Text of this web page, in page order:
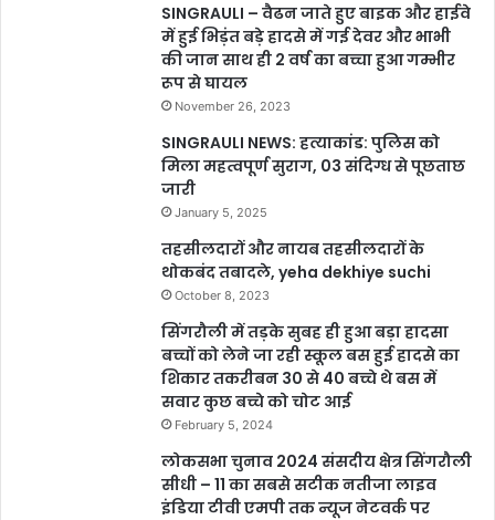
SINGRAULI – वैढन जाते हुए बाइक और हाईवे
में हुई भिड़ंत बड़े हादसे में गई देवर और भाभी
की जान साथ ही 2 वर्ष का बच्चा हुआ गम्भीर
रूप से घायल
November 26, 2023
SINGRAULI NEWS: हत्याकांड: पुलिस को
मिला महत्वपूर्ण सुराग, 03 संदिग्ध से पूछताछ
जारी
January 5, 2025
तहसीलदारों और नायब तहसीलदारों के
थोकबंद तबादले, yeha dekhiye suchi
October 8, 2023
सिंगरौली में तड़के सुबह ही हुआ बड़ा हादसा
बच्चों को लेने जा रही स्कूल बस हुई हादसे का
शिकार तकरीबन 30 से 40 बच्चे थे बस में
सवार कुछ बच्चे को चोट आई
February 5, 2024
लोकसभा चुनाव 2024 संसदीय क्षेत्र सिंगरौली
सीधी – 11 का सबसे सटीक नतीजा लाइव
इंडिया टीवी एमपी तक न्यूज नेटवर्क पर